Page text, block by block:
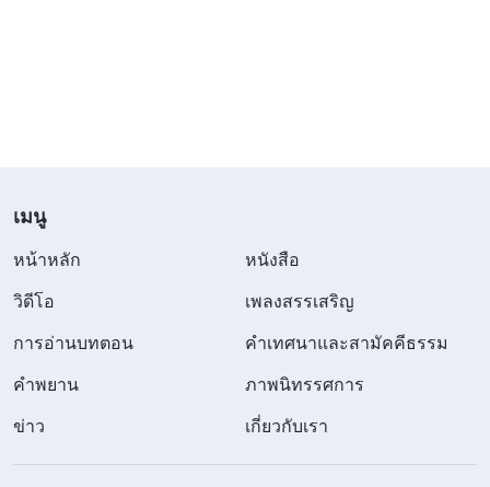
เมนู
หน้าหลัก
หนังสือ
วิดีโอ
เพลงสรรเสริญ
การอ่านบทตอน
คำเทศนาและสามัคคีธรรม
คำพยาน
ภาพนิทรรศการ
ข่าว
เกี่ยวกับเรา